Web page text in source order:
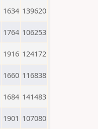
1634 139620
1764 106253
1916 124172
1660 116838
1684 141483
1901 107080